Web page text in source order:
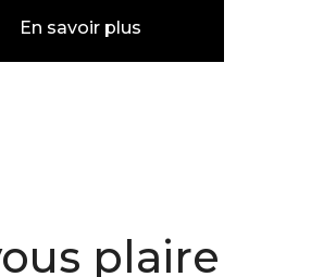
En savoir plus
plaire